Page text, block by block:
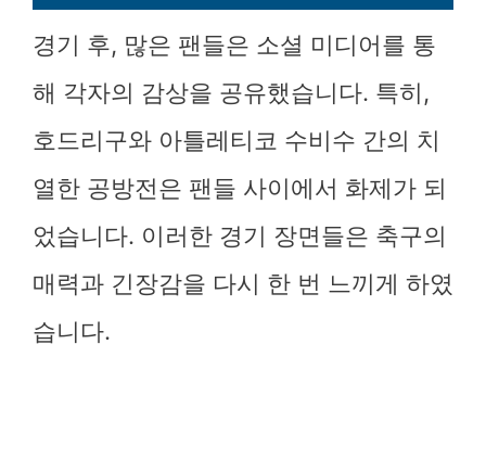
경기 후, 많은 팬들은 소셜 미디어를 통
해 각자의 감상을 공유했습니다. 특히,
호드리구와 아틀레티코 수비수 간의 치
열한 공방전은 팬들 사이에서 화제가 되
었습니다. 이러한 경기 장면들은 축구의
매력과 긴장감을 다시 한 번 느끼게 하였
습니다.